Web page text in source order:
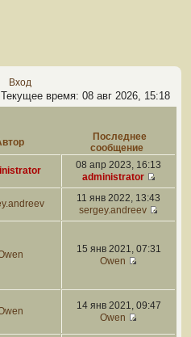
Вход
Текущее время: 08 авг 2026, 15:18
Последнее
сообщение
08 апр 2023, 16:13
administrator
11 янв 2022, 13:43
sergey.andreev
15 янв 2021, 07:31
Owen
14 янв 2021, 09:47
Owen